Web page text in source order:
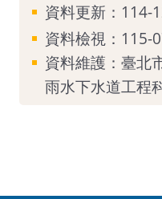
資料更新：114-
資料檢視：115-
資料維護：臺北
雨水下水道工程